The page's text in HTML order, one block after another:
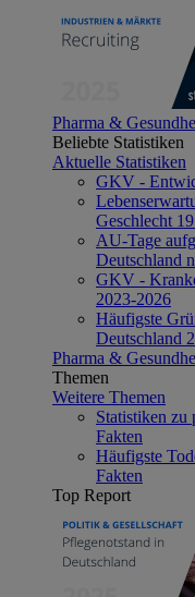
Pharma &
Beliebte Statistiken
Aktuelle Statistiken
GKV -
Geschlecht
AU-Tage
Deutschland
GKV -
2023-2026
Häufigste
Deutschland
Pharma &
Themen
Weitere Themen
Statistiken zu
Fakten
Häufigste
Fakten
Top Report